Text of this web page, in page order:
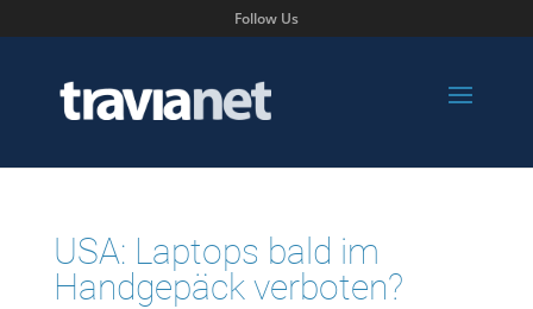
Follow Us
USA: Laptops bald im
Handgepäck verboten?